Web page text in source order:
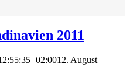
2011
12. August